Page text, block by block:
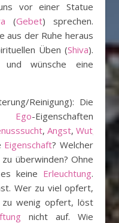
vor einer Statue
(Gebet) sprechen.
aus der Ruhe heraus
Üben (Shiva).
und wünsche eine
Reinigung): Die
Ego-Eigenschaften
, Angst, Wut
Eigenschaft? Welcher
überwinden? Ohne
keine Erleuchtung.
Wer zu viel opfert,
zu wenig opfert, löst
nicht auf. Wie